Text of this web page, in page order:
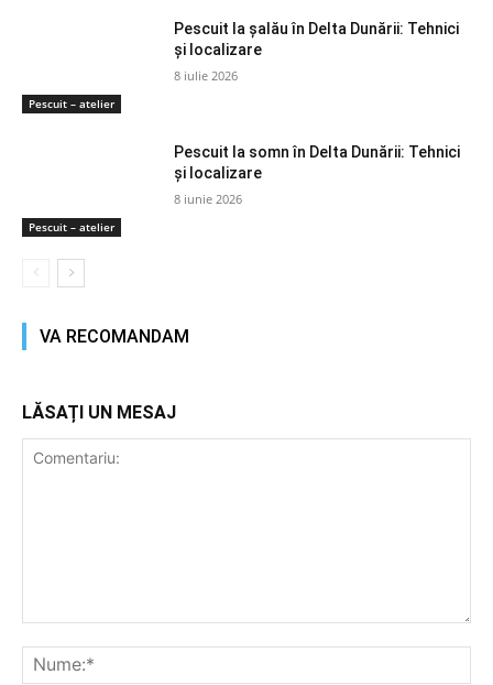
Pescuit – atelier
Pescuit la șalău în Delta Dunării: Tehnici
și localizare
8 iulie 2026
Pescuit – atelier
Pescuit la somn în Delta Dunării: Tehnici
și localizare
8 iunie 2026
VA RECOMANDAM
LĂSAȚI UN MESAJ